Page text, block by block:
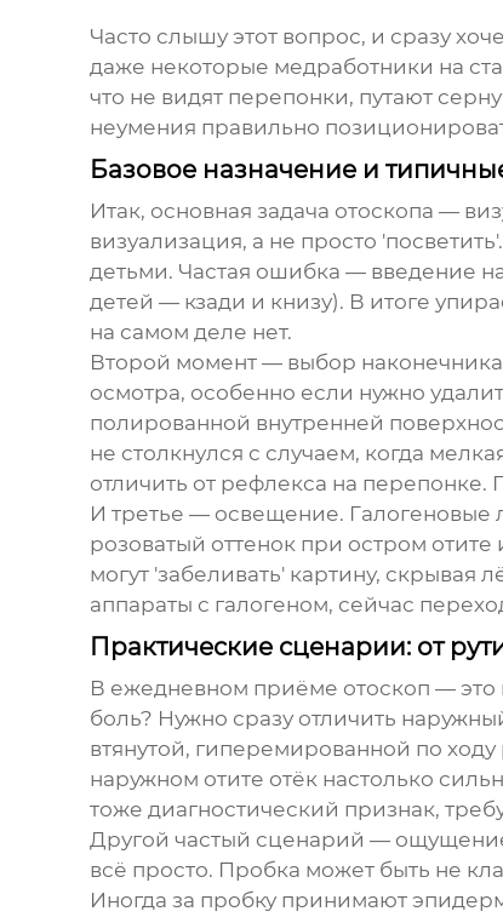
Часто слышу этот вопрос, и сразу
даже некоторые медработники на
что не видят перепонки, путают
неумения правильно
Базовое назначение и
Итак, основная задача отоскопа —
визуализация, а не просто
детьми. Частая ошибка — введение
детей — кзади и книзу). В итоге
на самом деле нет.
Второй момент — выбор
осмотра, особенно если нужно
полированной внутренней
не столкнулся с случаем, когда
отличить от рефлекса на
И третье — освещение. Галогеновые
розоватый оттенок при остром
могут 'забеливать' картину,
аппараты с галогеном, сейчас
Практические сценарии: от
В ежедневном приёме отоскоп — это
боль? Нужно сразу отличить
втянутой, гиперемированной по
наружном отите отёк настолько
тоже диагностический признак,
Другой частый сценарий —
всё просто. Пробка может быть не
Иногда за пробку принимают